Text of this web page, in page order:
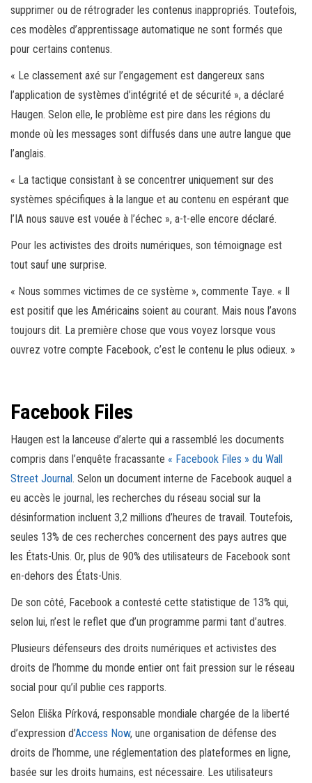
supprimer ou de rétrograder les contenus inappropriés. Toutefois,
ces modèles d’apprentissage automatique ne sont formés que
pour certains contenus.
« Le classement axé sur l’engagement est dangereux sans
l’application de systèmes d’intégrité et de sécurité », a déclaré
Haugen. Selon elle, le problème est pire dans les régions du
monde où les messages sont diffusés dans une autre langue que
l’anglais.
« La tactique consistant à se concentrer uniquement sur des
systèmes spécifiques à la langue et au contenu en espérant que
l’IA nous sauve est vouée à l’échec », a-t-elle encore déclaré.
Pour les activistes des droits numériques, son témoignage est
tout sauf une surprise.
« Nous sommes victimes de ce système », commente Taye. « Il
est positif que les Américains soient au courant. Mais nous l’avons
toujours dit. La première chose que vous voyez lorsque vous
ouvrez votre compte Facebook, c’est le contenu le plus odieux. »
Facebook Files
Haugen est la lanceuse d’alerte qui a rassemblé les documents
compris dans l’enquête fracassante « Facebook Files » du Wall
Street Journal. Selon un document interne de Facebook auquel a
eu accès le journal, les recherches du réseau social sur la
désinformation incluent 3,2 millions d’heures de travail. Toutefois,
seules 13% de ces recherches concernent des pays autres que
les États-Unis. Or, plus de 90% des utilisateurs de Facebook sont
en-dehors des États-Unis.
De son côté, Facebook a contesté cette statistique de 13% qui,
selon lui, n’est le reflet que d’un programme parmi tant d’autres.
Plusieurs défenseurs des droits numériques et activistes des
droits de l’homme du monde entier ont fait pression sur le réseau
social pour qu’il publie ces rapports.
Selon Eliška Pírková, responsable mondiale chargée de la liberté
d’expression d’Access Now, une organisation de défense des
droits de l’homme, une réglementation des plateformes en ligne,
basée sur les droits humains, est nécessaire. Les utilisateurs